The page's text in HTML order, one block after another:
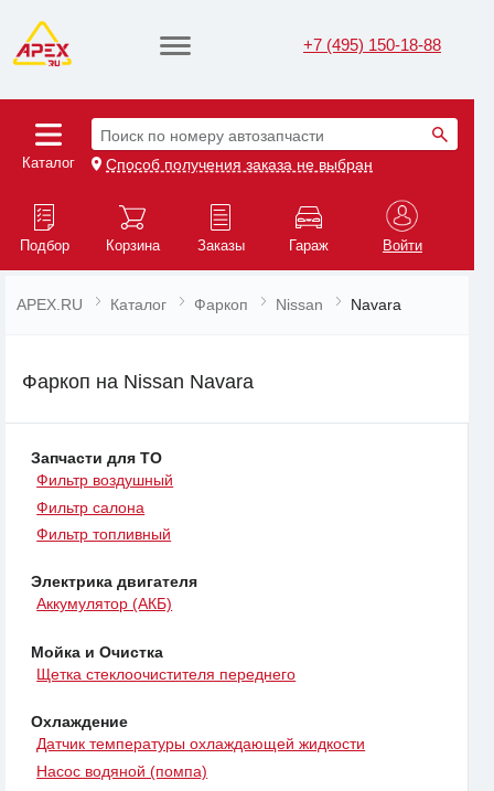
+7 (495) 150-18-88
Каталог
Поиск по номеру автозапчасти
Способ получения заказа не выбран
Подбор Корзина Заказы Гараж Войти
APEX.RU Каталог Фаркоп Nissan Navara
Фаркоп на Nissan Navara
Запчасти для ТО
Фильтр воздушный
Фильтр салона
Фильтр топливный
Электрика двигателя
Аккумулятор (АКБ)
Мойка и Очистка
Щетка стеклоочистителя переднего
Охлаждение
Датчик температуры охлаждающей жидкости
Насос водяной (помпа)